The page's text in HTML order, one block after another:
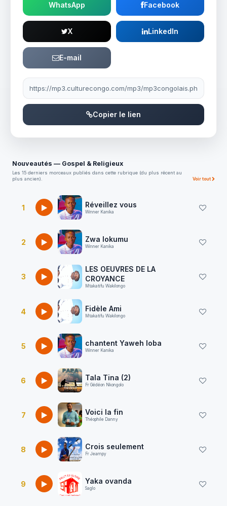
WhatsApp Facebook
X LinkedIn
E-mail
Lien à partager
Copier le lien
Nouveautés — Gospel & Religieux
Les 15 derniers morceaux publiés dans cette rubrique (du plus récent au
plus ancien).
Voir tout
1 Réveillez vous
Winner Kanika
2 Zwa lokumu
Winner Kanika
3
LES OEUVRES DE LA
CROYANCE
Mtakatifu Wakilongo
4 Fidèle Ami
Mtakatifu Wakilongo
5 chantent Yaweh loba
Winner Kanika
6 Tala Tina (2)
Fr Gédéon Nkongolo
7 Voici la fin
Théophile Danny
8 Crois seulement
Fr Jeampy
9 Yaka ovanda
Saglo